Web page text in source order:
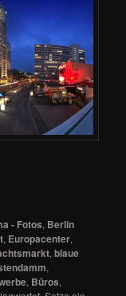
- Fotos, Berlin
, Europacenter,
,blaue
,
, Büros,